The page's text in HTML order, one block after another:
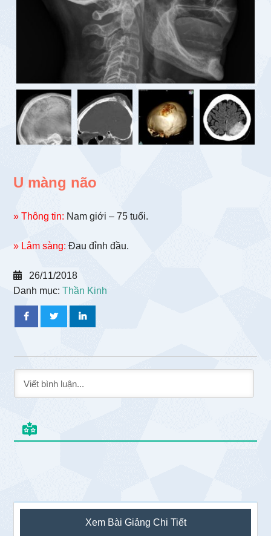
U màng não
» Thông tin: Nam giới – 75 tuổi.
» Lâm sàng:Đau đỉnh đầu.
26/11/2018
Danh mục:Thần Kinh
Sidebar
Xem Bài Giảng Chi Tiết